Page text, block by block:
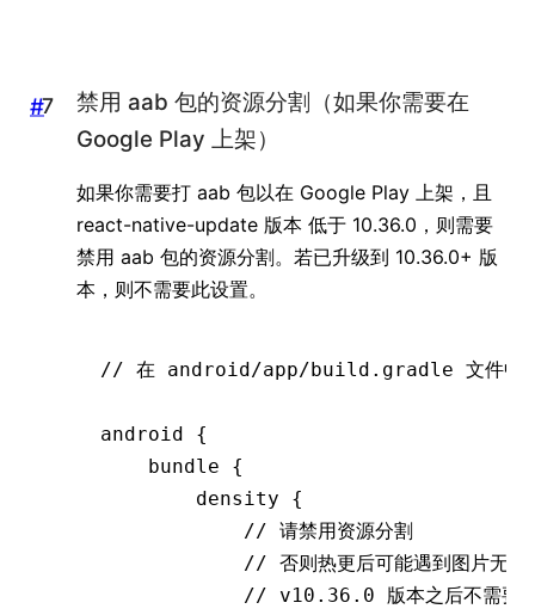
#
禁用 aab 包的资源分割（如果你需要在
Google Play 上架）
如果你需要打 aab 包以在 Google Play 上架，且
react-native-update 版本 低于 10.36.0，则需要
禁用 aab 包的资源分割。若已升级到 10.36.0+ 版
本，则不需要此设置。
// 在 android/app/build.gradle 文件中
android {
    bundle {
        density {
            // 请禁用资源分割
// 否则热更后可能遇到图片无法
// v10.36.0 版本之后不需要